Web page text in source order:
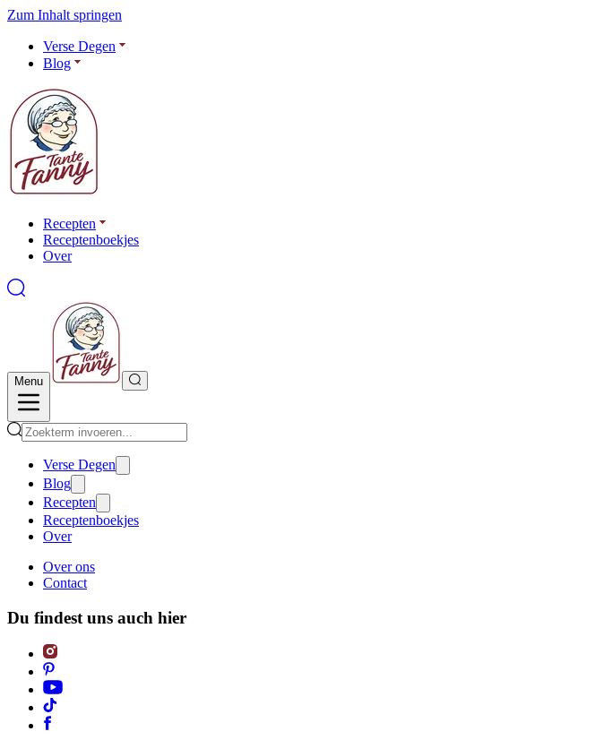
Zum Inhalt springen
Verse Degen
Blog
Recepten
Receptenboekjes
Over
Menu
Verse Degen
Blog
Recepten
Receptenboekjes
Over
Over ons
Contact
Du findest uns auch hier